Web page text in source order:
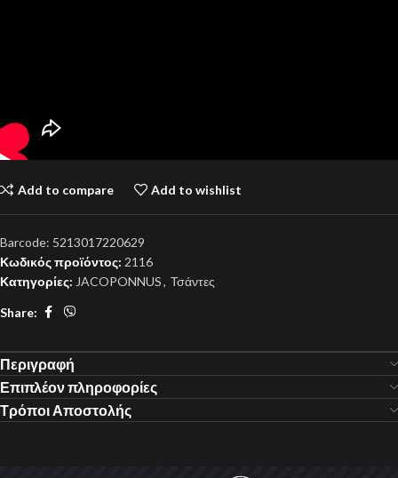
Add to compare Add to wishlist
Barcode: 5213017220629
Κωδικός προϊόντος: 2116
Κατηγορίες: JACOPONNUS, Τσάντες
Share:
Περιγραφή
Επιπλέον πληροφορίες
Τρόποι Αποστολής